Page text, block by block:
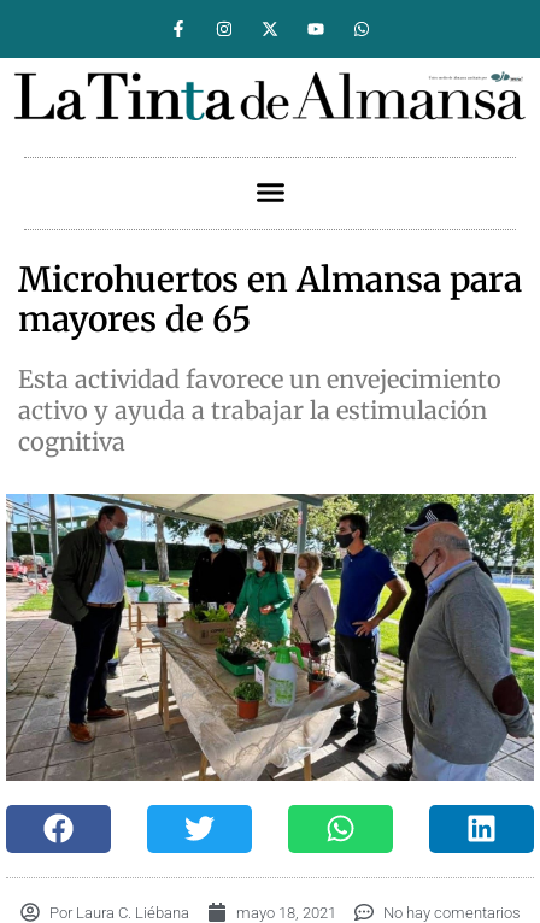
Microhuertos en Almansa para
mayores de 65
Esta actividad favorece un envejecimiento
activo y ayuda a trabajar la estimulación
cognitiva
PorLaura C. Liébana mayo 18, 2021 No hay comentarios